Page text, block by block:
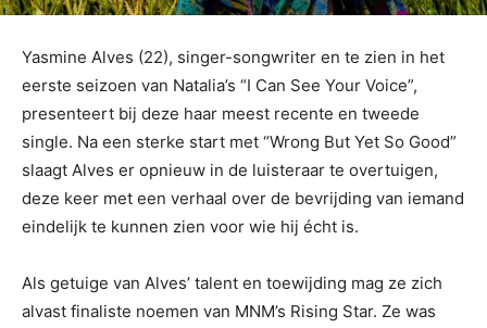
Yasmine Alves (22), singer-songwriter en te zien in het
eerste seizoen van Natalia’s “I Can See Your Voice”,
presenteert bij deze haar meest recente en tweede
single. Na een sterke start met “Wrong But Yet So Good”
slaagt Alves er opnieuw in de luisteraar te overtuigen,
deze keer met een verhaal over de bevrijding van iemand
eindelijk te kunnen zien voor wie hij écht is.
Als getuige van Alves’ talent en toewijding mag ze zich
alvast finaliste noemen van MNM’s Rising Star. Ze was